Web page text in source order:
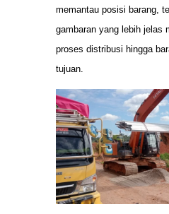
memantau posisi barang,
gambaran yang lebih jelas
proses distribusi hingga
tujuan.